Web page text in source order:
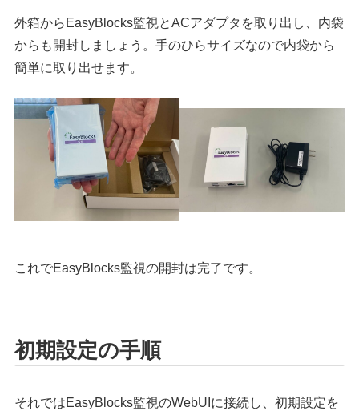
外箱からEasyBlocks監視とACアダプタを取り出し、内袋
からも開封しましょう。手のひらサイズなので内袋から
簡単に取り出せます。
これでEasyBlocks監視の開封は完了です。
初期設定の手順
それではEasyBlocks監視のWebUIに接続し、初期設定を